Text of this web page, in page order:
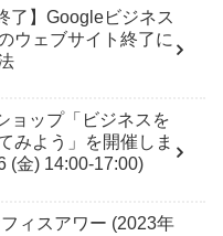
了】Googleビジネス
ウェブサイト終了に
ョップ「ビジネスを
みよう」を開催しま
(金) 14:00-17:00)
ィスアワー (2023年